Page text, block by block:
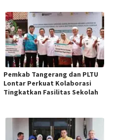
Pemkab Tangerang dan PLTU
Lontar Perkuat Kolaborasi
Tingkatkan Fasilitas Sekolah